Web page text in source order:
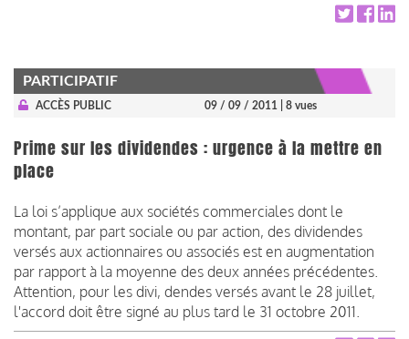
PARTICIPATIF
ACCÈS PUBLIC 09 / 09 / 2011 | 8 vues
Prime sur les dividendes : urgence à la mettre en
place
La loi s’applique aux sociétés commerciales dont le
montant, par part sociale ou par action, des dividendes
versés aux actionnaires ou associés est en augmentation
par rapport à la moyenne des deux années précédentes.
Attention, pour les divi, dendes versés avant le 28 juillet,
l'accord doit être signé au plus tard le 31 octobre 2011.